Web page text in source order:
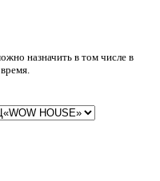
назначить в том числе в